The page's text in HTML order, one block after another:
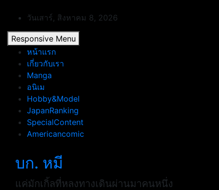
content
วันเสาร์, สิงหาคม 8, 2026
Responsive Menu
หน้าแรก
เกี่ยวกับเรา
Manga
อนิเม
Hobby&Model
JapanRanking
SpecialContent
Americancomic
บก. หมี
แค่มักเกิ้ลที่หลงทางเดินผ่านมาคนหนึ่ง